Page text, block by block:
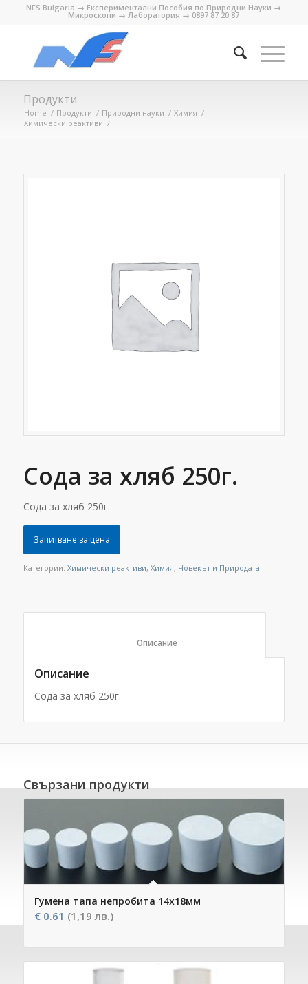
NFS Bulgaria → Експериментални Пособия по Природни Науки →
Микроскопи → Лаборатория → 0897 87 20 87
Продукти
Home / Продукти / Природни науки / Химия /
Химически реактиви /
Сода за хляб 250г.
Сода за хляб 250г.
Запитване за цена
Категории: Химически реактиви, Химия, Човекът и Природата
						Описание
Описание
Сода за хляб 250г.
Свързани продукти
Гумена тапа непробита 14х18мм
€0.61 (1,19 лв.)